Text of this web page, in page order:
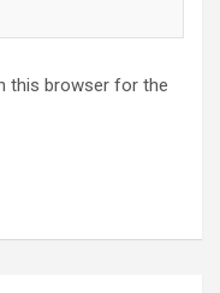
this browser for the